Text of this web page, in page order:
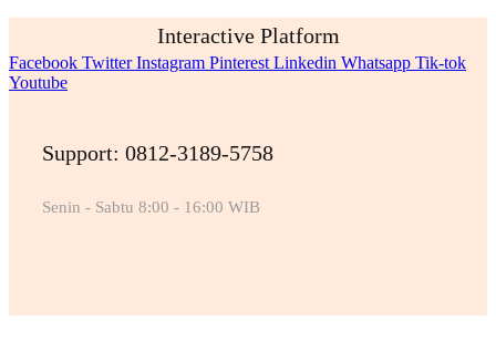
Interactive Platform
Facebook Twitter Instagram Pinterest Linkedin Whatsapp Tik-tok
Youtube
Support: 0812-3189-5758
Senin - Sabtu 8:00 - 16:00 WIB